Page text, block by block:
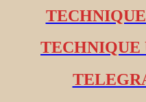
TECHNIQUE